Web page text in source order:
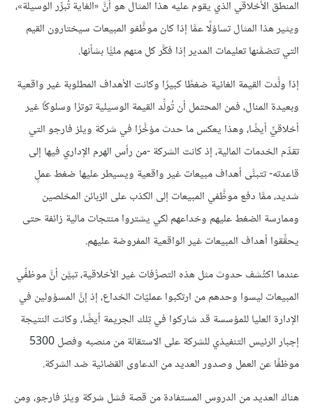
المنطق الأخلاقي الذي يقوم عليه هذا المثال هو أنَّ «الغاية تُبرِّر الوسيلة»،
ويثير هذا المثال تساؤلًا عمَّا إذا كان موظَّفو المبيعات سيختارون القيم
التي تتضمَّنها تعليمات المدير إذا فكَّر كل منهم مليًّا بشأنها.
إذا ولَّدت القيمة الغائية ضغطًا كبيرًا وكانت الأهداف المطلوبة غير واقعية
وبعيدة المنال، فمن المحتمل أن تُولِّد القيمة الوسيلية توترًا وسلوكًا غير
أخلاقيٍّ أيضًا، وهذا يعكس ما حدث مؤخَّرًا في شركة ويلز فارجو التي
تقدِّم الخدمات المالية، إذ كانت الشركة -من رأس الهرم الإداري فيها إلى
قاعدته- تتبنَّى أهداف مبيعات غير واقعية ويسيطر عليها ضغط عملٍ
شديد، ممَّا دفع موظَّفي المبيعات إلى الكذب على الزبائن المخلصين
وممارسة الضغط عليهم وخداعهم لكي يشتروا منتجات مالية زائفة حتى
يحقِّقوا أهداف المبيعات غير الواقعية المفروضة عليهم.
عندما اكتُشف حدوث مثل هذه التصرُّفات غير الأخلاقية، تبيَّن أنَّ موظفِّي
المبيعات ليسوا وحدهم من ارتكبوا عمليّات الخداع، إذ إنَّ المسؤولين في
الإدارة العليا للمؤسسة قد شاركوا في تِلك الجريمة أيضًا، وكانت النتيجة
إجبار الرئيس التنفيذي للشركة على الاستقالة من منصبه وفصل 5300
موظفًا عن العمل وصدور العديد من الدعاوى القضائية ضد الشركة.
هناك العديد من الدروس المستفادة من قصة فشل شركة ويلز فارجو، ومن